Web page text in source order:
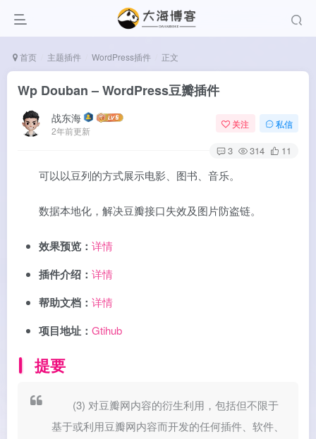
首页 主题插件 WordPress插件 正文
Wp Douban – WordPress豆瓣插件
战东海
2年前更新
关注 私信
3 314 11
可以以豆列的方式展示电影、图书、音乐。
数据本地化，解决豆瓣接口失效及图片防盗链。
效果预览： 详情
插件介绍： 详情
帮助文档： 详情
项目地址： Gtihub
提要
(3) 对豆瓣网内容的衍生利用，包括但不限于
基于或利用豆瓣网内容而开发的任何插件、软件、